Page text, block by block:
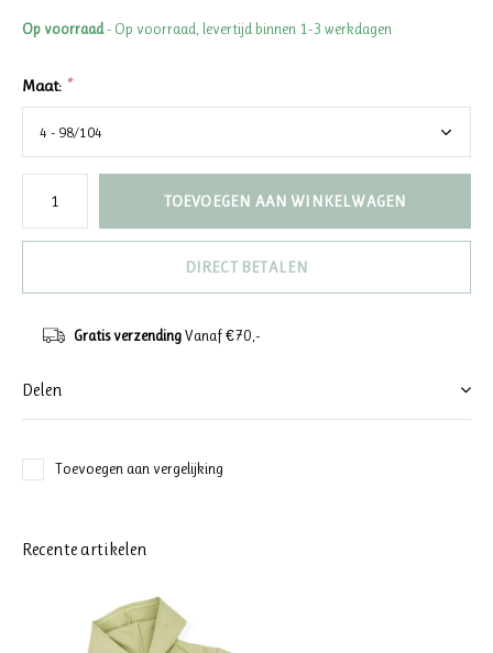
Op voorraad- Op voorraad, levertijd binnen 1-3 werkdagen
Maat: *
TOEVOEGEN AAN WINKELWAGEN
DIRECT BETALEN
Gratis verzendingVanaf €70,-
Delen
Toevoegen aan vergelijking
Recente artikelen